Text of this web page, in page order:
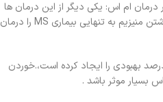
ام اس: یکی دیگر از این درمان ها
“گیاه خرفه” است. این گیاه به دلیل داشتن منیزیم به تنهایی بیماری MS را درمان
گزنه برای درمان ام اس تا 90 درصد بهبودی را ایجاد کرده است،.خوردن
بسیار موثر باشد .